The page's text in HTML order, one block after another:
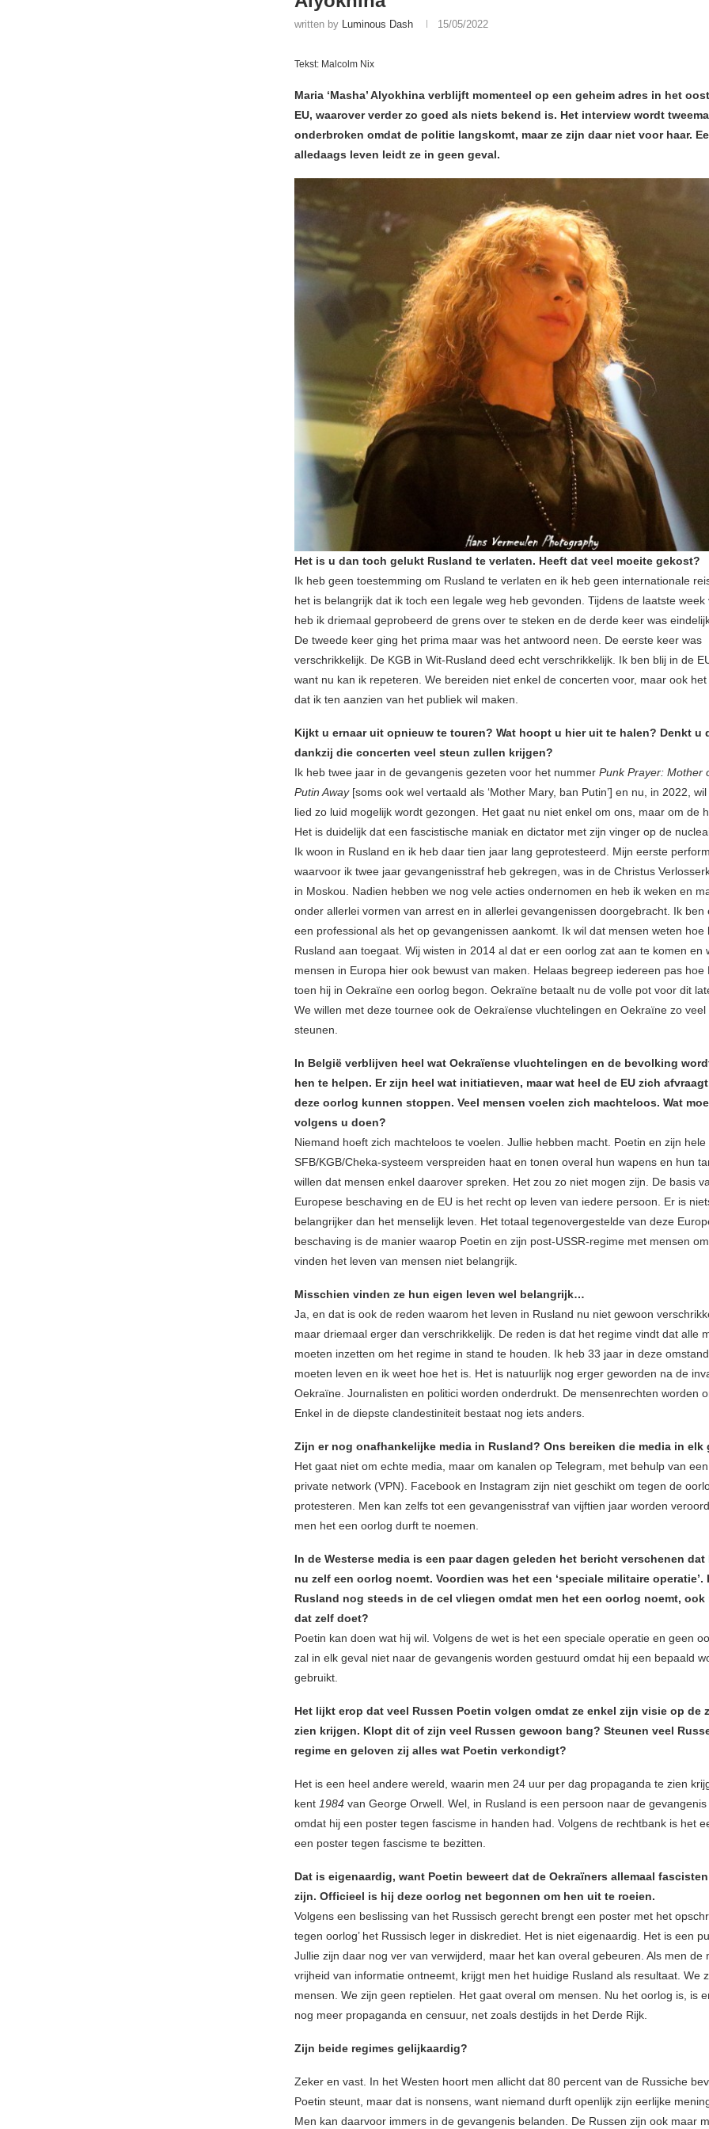
written by Luminous Dash 15/05/2022
Tekst: Malcolm Nix
Maria ‘Masha’ Alyokhina verblijft momenteel op een geheim adres in het
EU, waarover verder zo goed als niets bekend is. Het interview wordt
onderbroken omdat de politie langskomt, maar ze zijn daar niet voor haar.
alledaags leven leidt ze in geen geval.
Het is u dan toch gelukt Rusland te verlaten. Heeft dat veel moeite gekost?
Ik heb geen toestemming om Rusland te verlaten en ik heb geen internationale
het is belangrijk dat ik toch een legale weg heb gevonden. Tijdens de laatste week
heb ik driemaal geprobeerd de grens over te steken en de derde keer was
De tweede keer ging het prima maar was het antwoord neen. De eerste keer was
verschrikkelijk. De KGB in Wit-Rusland deed echt verschrikkelijk. Ik ben blij in de
want nu kan ik repeteren. We bereiden niet enkel de concerten voor, maar ook
dat ik ten aanzien van het publiek wil maken.
Kijkt u ernaar uit opnieuw te touren? Wat hoopt u hier uit te halen? Denkt u
dankzij die concerten veel steun zullen krijgen?
Ik heb twee jaar in de gevangenis gezeten voor het nummer Punk Prayer: Mother
Putin Away [soms ook wel vertaald als ‘Mother Mary, ban Putin’] en nu, in 2022,
lied zo luid mogelijk wordt gezongen. Het gaat nu niet enkel om ons, maar om de
Het is duidelijk dat een fascistische maniak en dictator met zijn vinger op de
Ik woon in Rusland en ik heb daar tien jaar lang geprotesteerd. Mijn eerste
waarvoor ik twee jaar gevangenisstraf heb gekregen, was in de Christus
in Moskou. Nadien hebben we nog vele acties ondernomen en heb ik weken en
onder allerlei vormen van arrest en in allerlei gevangenissen doorgebracht. Ik ben
een professional als het op gevangenissen aankomt. Ik wil dat mensen weten hoe
Rusland aan toegaat. Wij wisten in 2014 al dat er een oorlog zat aan te komen en
mensen in Europa hier ook bewust van maken. Helaas begreep iedereen pas hoe
toen hij in Oekraïne een oorlog begon. Oekraïne betaalt nu de volle pot voor dit
We willen met deze tournee ook de Oekraïense vluchtelingen en Oekraïne zo veel
steunen.
In België verblijven heel wat Oekraïense vluchtelingen en de bevolking
hen te helpen. Er zijn heel wat initiatieven, maar wat heel de EU zich
deze oorlog kunnen stoppen. Veel mensen voelen zich machteloos. Wat
volgens u doen?
Niemand hoeft zich machteloos te voelen. Jullie hebben macht. Poetin en zijn hele
SFB/KGB/Cheka-systeem verspreiden haat en tonen overal hun wapens en hun
willen dat mensen enkel daarover spreken. Het zou zo niet mogen zijn. De basis
Europese beschaving en de EU is het recht op leven van iedere persoon. Er is
belangrijker dan het menselijk leven. Het totaal tegenovergestelde van deze
beschaving is de manier waarop Poetin en zijn post-USSR-regime met mensen
vinden het leven van mensen niet belangrijk.
Misschien vinden ze hun eigen leven wel belangrijk…
Ja, en dat is ook de reden waarom het leven in Rusland nu niet gewoon
maar driemaal erger dan verschrikkelijk. De reden is dat het regime vindt dat alle
moeten inzetten om het regime in stand te houden. Ik heb 33 jaar in deze
moeten leven en ik weet hoe het is. Het is natuurlijk nog erger geworden na de
Oekraïne. Journalisten en politici worden onderdrukt. De mensenrechten worden
Enkel in de diepste clandestiniteit bestaat nog iets anders.
Zijn er nog onafhankelijke media in Rusland? Ons bereiken die media in elk
Het gaat niet om echte media, maar om kanalen op Telegram, met behulp van
private network (VPN). Facebook en Instagram zijn niet geschikt om tegen de
protesteren. Men kan zelfs tot een gevangenisstraf van vijftien jaar worden
men het een oorlog durft te noemen.
In de Westerse media is een paar dagen geleden het bericht verschenen dat
nu zelf een oorlog noemt. Voordien was het een ‘speciale militaire operatie’.
Rusland nog steeds in de cel vliegen omdat men het een oorlog noemt, ook
dat zelf doet?
Poetin kan doen wat hij wil. Volgens de wet is het een speciale operatie en geen
zal in elk geval niet naar de gevangenis worden gestuurd omdat hij een bepaald
gebruikt.
Het lijkt erop dat veel Russen Poetin volgen omdat ze enkel zijn visie op de
zien krijgen. Klopt dit of zijn veel Russen gewoon bang? Steunen veel
regime en geloven zij alles wat Poetin verkondigt?
Het is een heel andere wereld, waarin men 24 uur per dag propaganda te zien
kent 1984 van George Orwell. Wel, in Rusland is een persoon naar de
omdat hij een poster tegen fascisme in handen had. Volgens de rechtbank is het
een poster tegen fascisme te bezitten.
Dat is eigenaardig, want Poetin beweert dat de Oekraïners allemaal fascisten
zijn. Officieel is hij deze oorlog net begonnen om hen uit te roeien.
Volgens een beslissing van het Russisch gerecht brengt een poster met het
tegen oorlog’ het Russisch leger in diskrediet. Het is niet eigenaardig. Het is een
Jullie zijn daar nog ver van verwijderd, maar het kan overal gebeuren. Als men de
vrijheid van informatie ontneemt, krijgt men het huidige Rusland als resultaat. We
mensen. We zijn geen reptielen. Het gaat overal om mensen. Nu het oorlog is, is
nog meer propaganda en censuur, net zoals destijds in het Derde Rijk.
Zijn beide regimes gelijkaardig?
Zeker en vast. In het Westen hoort men allicht dat 80 percent van de Russiche
Poetin steunt, maar dat is nonsens, want niemand durft openlijk zijn eerlijke
Men kan daarvoor immers in de gevangenis belanden. De Russen zijn ook maar